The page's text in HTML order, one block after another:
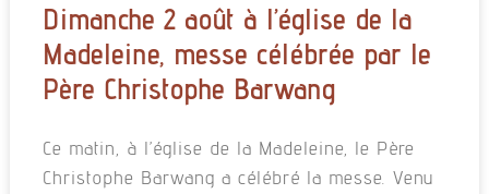
Dimanche 2 août à l’église de la
Madeleine, messe célébrée par le
Père Christophe Barwang
Ce matin, à l’église de la Madeleine, le Père
Christophe Barwang a célébré la messe. Venu